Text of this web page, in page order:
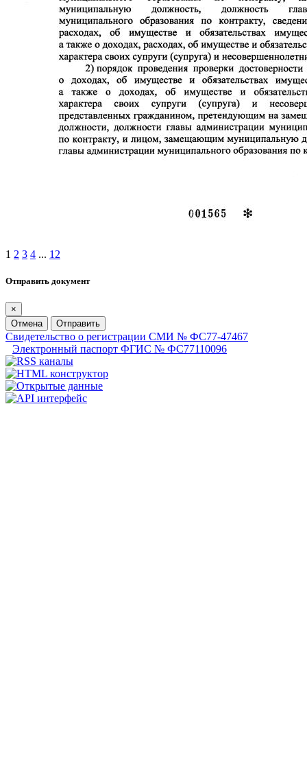
1 2 3 4 ... 12
Отправить документ
×
Отмена
Отправить
Свидетельство о регистрации СМИ № ФС77-47467
Электронный паспорт ФГИС № ФС77110096